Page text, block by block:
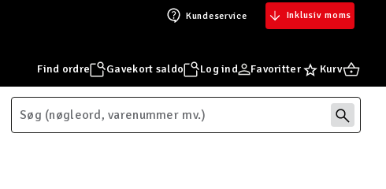
Kundeservice Inklusiv moms
Find ordre Gavekort saldo Log ind Favoritter Kurv